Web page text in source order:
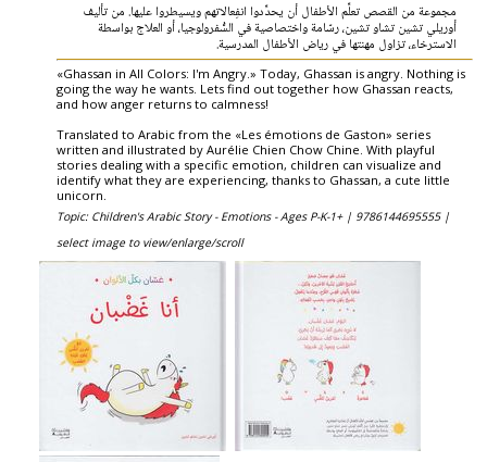
مجموعة من القصص تعلِّم الأطفال أن يحدِّدوا انفِعالاتهم ويسيطروا عليها. من تأليف
أوريلي تشين تشاو تشين، رسّامة واختصاصية في السُّفرولوجيا، أو العلاج بواسطة
الاسترخاء، تزاول مهنتها في رياض الأطفال المدرسية.
«Ghassan in All Colors: I'm Angry.» Today, Ghassan is angry. Nothing is
going the way he wants. Lets find out together how Ghassan reacts,
and how anger returns to calmness!
Translated to Arabic from the «Les émotions de Gaston» series
written and illustrated by Aurélie Chien Chow Chine. With playful
stories dealing with a specific emotion, children can visualize and
identify what they are experiencing, thanks to Ghassan, a cute little
unicorn.
Topic: Children's Arabic Story - Emotions - Ages P-K-1+ | 9786144695555 |
select image to view/enlarge/scroll